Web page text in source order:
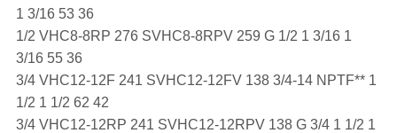
1 3/16 53 36
1/2 VHC8-8RP 276 SVHC8-8RPV 259 G 1/2 1 3/16 1
3/16 55 36
3/4 VHC12-12F 241 SVHC12-12FV 138 3/4-14 NPTF** 1
1/2 1 1/2 62 42
3/4 VHC12-12RP 241 SVHC12-12RPV 138 G 3/4 1 1/2 1